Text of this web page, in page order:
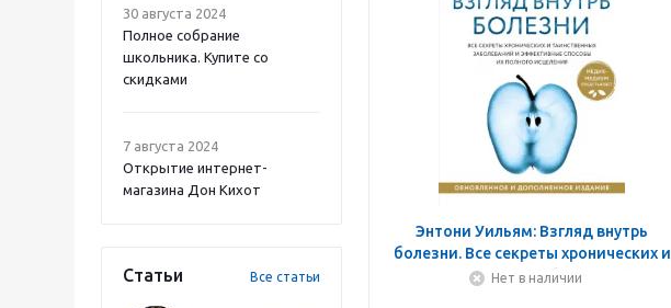
30 августа 2024
Полное собрание
школьника. Купите со
скидками
7 августа 2024
Открытие интернет-
магазина Дон Кихот
Статьи Все статьи
Энтони Уильям: Взгляд внутрь
болезни. Все секреты хронических и
таинственных заболеванийи
Нет в наличии